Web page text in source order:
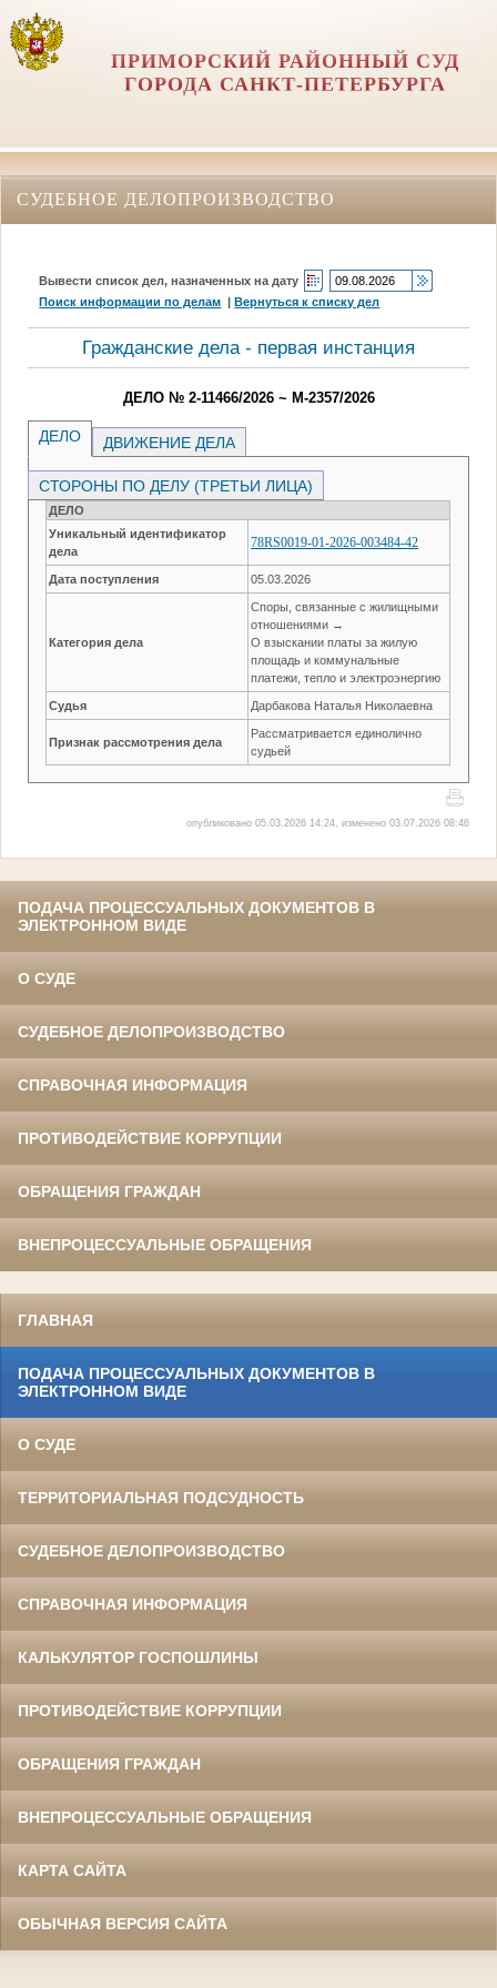
ПРИМОРСКИЙ РАЙОННЫЙ СУД
ГОРОДА САНКТ-ПЕТЕРБУРГА
СУДЕБНОЕ ДЕЛОПРОИЗВОДСТВО
Вывести список дел, назначенных на дату
Поиск информации по делам |Вернуться к списку дел
Гражданские дела - первая инстанция
ДЕЛО № 2-11466/2026 ~ М-2357/2026
ДЕЛО ДВИЖЕНИЕ ДЕЛА
СТОРОНЫ ПО ДЕЛУ (ТРЕТЬИ ЛИЦА)
ДЕЛО
Уникальный идентификатор
дела
78RS0019-01-2026-003484-42
Дата поступления 05.03.2026
Категория дела
Споры, связанные с жилищными
отношениями →
О взыскании платы за жилую
площадь и коммунальные
платежи, тепло и электроэнергию
Судья Дарбакова Наталья Николаевна
Признак рассмотрения дела
Рассматривается единолично
судьей
опубликовано 05.03.2026 14:24, изменено 03.07.2026 08:46
ПОДАЧА ПРОЦЕССУАЛЬНЫХ ДОКУМЕНТОВ В
ЭЛЕКТРОННОМ ВИДЕ
О СУДЕ
СУДЕБНОЕ ДЕЛОПРОИЗВОДСТВО
СПРАВОЧНАЯ ИНФОРМАЦИЯ
ПРОТИВОДЕЙСТВИЕ КОРРУПЦИИ
ОБРАЩЕНИЯ ГРАЖДАН
ВНЕПРОЦЕССУАЛЬНЫЕ ОБРАЩЕНИЯ
ГЛАВНАЯ
ПОДАЧА ПРОЦЕССУАЛЬНЫХ ДОКУМЕНТОВ В
ЭЛЕКТРОННОМ ВИДЕ
О СУДЕ
ТЕРРИТОРИАЛЬНАЯ ПОДСУДНОСТЬ
СУДЕБНОЕ ДЕЛОПРОИЗВОДСТВО
СПРАВОЧНАЯ ИНФОРМАЦИЯ
КАЛЬКУЛЯТОР ГОСПОШЛИНЫ
ПРОТИВОДЕЙСТВИЕ КОРРУПЦИИ
ОБРАЩЕНИЯ ГРАЖДАН
ВНЕПРОЦЕССУАЛЬНЫЕ ОБРАЩЕНИЯ
КАРТА САЙТА
ОБЫЧНАЯ ВЕРСИЯ САЙТА